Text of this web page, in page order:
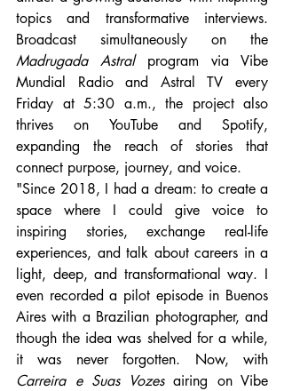
topics and transformative interviews.
Madrugada Astral program via Vibe
Mundial Radio and Astral TV every
Friday at 5:30 a.m., the project also
thrives on YouTube and Spotify,
expanding the reach of stories that
connect purpose, journey, and voice.
"Since 2018, I had a dream: to create a
space where I could give voice to
inspiring stories, exchange real-life
experiences, and talk about careers in a
light, deep, and transformational way. I
even recorded a pilot episode in Buenos
Aires with a Brazilian photographer, and
though the idea was shelved for a while,
Carreira e Suas Vozes airing on Vibe